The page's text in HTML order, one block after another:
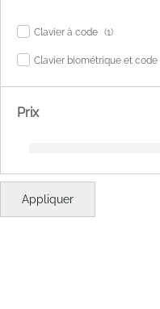
Clavier à code 1item
Clavier biométrique et code
Prix
Appliquer